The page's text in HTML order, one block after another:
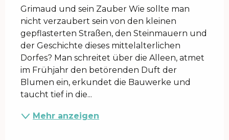
Grimaud und sein Zauber Wie sollte man
nicht verzaubert sein von den kleinen
gepflasterten Straßen, den Steinmauern und
der Geschichte dieses mittelalterlichen
Dorfes? Man schreitet über die Alleen, atmet
im Frühjahr den betörenden Duft der
Blumen ein, erkundet die Bauwerke und
taucht tief in die...
Mehr anzeigen